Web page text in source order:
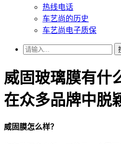
热线电话
车艺尚的历史
车艺尚电子质保
威固玻璃膜有什
在众多品牌中脱
威固膜怎么样？